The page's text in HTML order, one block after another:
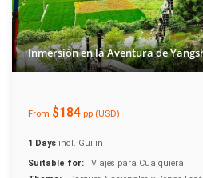
Inmersión en la Aventura de
From $184 pp (USD)
1 Days incl. Guilin
Suitable for:
Viajes para Cualquiera